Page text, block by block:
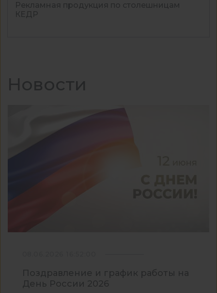
Рекламная продукция по столешницам
КЕДР
Новости
Поздравление и график работы на
День России 2026